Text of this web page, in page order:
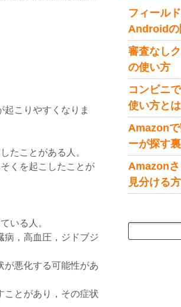
起こりやすくなりま
たことがある人。
くを起こしたことが
いる人。
病，高血圧，ジドブジ
が悪化する可能性があ
ことがあり，その症状
フィール
Androidの
審査なし
の使い方
コンビニ
使い方と
Amazon
ーが探す
Amazon
見分ける